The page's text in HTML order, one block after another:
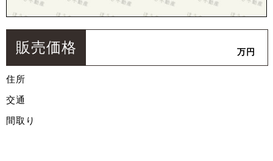
販売価格 万円
住所
交通
間取り